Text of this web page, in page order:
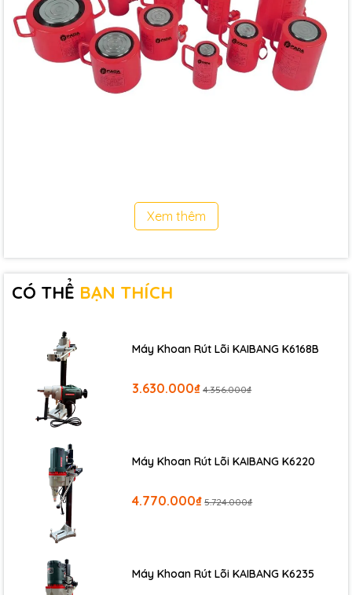
Xem thêm
CÓ THỂ BẠN THÍCH
Máy Khoan Rút Lõi KAIBANG K6168B
3.630.000₫ 4.356.000₫
Máy Khoan Rút Lõi KAIBANG K6220
4.770.000₫ 5.724.000₫
Máy Khoan Rút Lõi KAIBANG K6235